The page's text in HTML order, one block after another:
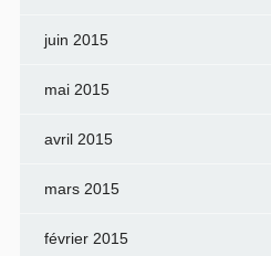
juin 2015
mai 2015
avril 2015
mars 2015
février 2015